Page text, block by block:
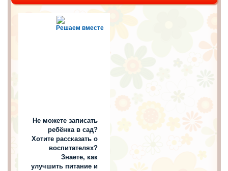
Решаем вместе
Не можете записать
ребёнка в сад?
Хотите рассказать о
воспитателях?
Знаете, как
улучшить питание и